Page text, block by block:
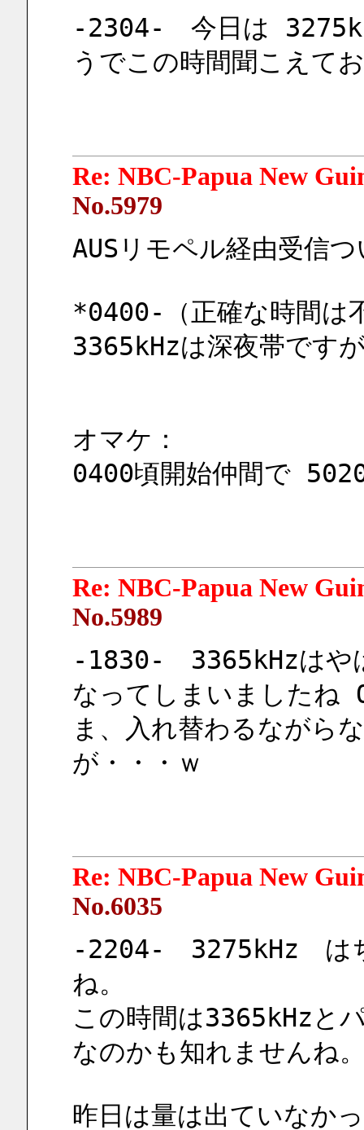
-2304-　今日は
うでこの時間聞こえて
Re: NBC-Papua New
No.5979
AUSリモペル経由受信
*0400-（正確な時間は
3365kHzは深夜帯です
オマケ：
0400頃開始仲間で
Re: NBC-Papua New
No.5989
-1830-　3365kHzはや
なってしまいましたね
ま、入れ替わるながら
が・・・ｗ
Re: NBC-Papua New
No.6035
-2204-　3275kHz　は
ね。
この時間は3365kHzと
なのかも知れませんね
昨日は量は出ていなか